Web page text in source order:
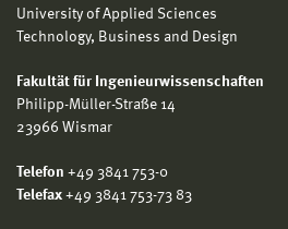
University of Applied Sciences
Technology, Business and Design
Fakultät für Ingenieurwissenschaften
Philipp-Müller-Straße 14
23966 Wismar
Telefon +49 3841 753-0
Telefax +49 3841 753-73 83